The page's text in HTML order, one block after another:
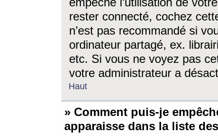
rester connecté, cochez
n’est pas recommandé si
ordinateur partagé, ex.
etc. Si vous ne voyez pas
votre administrateur a
Haut
» Comment puis-je
apparaisse dans la liste